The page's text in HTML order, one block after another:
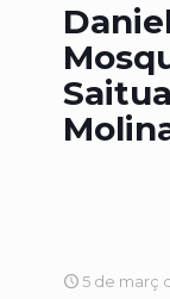
5 de març